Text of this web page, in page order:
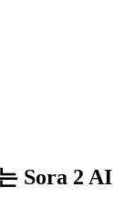
Sora 2 AI